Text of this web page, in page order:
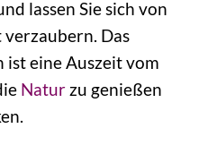
lassen Sie sich von
Das
eine Auszeit vom
Natur zu genießen